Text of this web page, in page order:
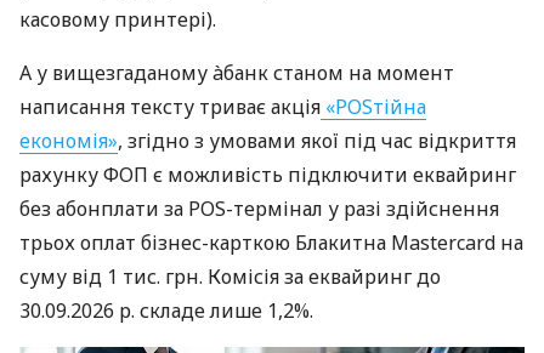
касовому принтері).
А у вищезгаданому àбанк станом на момент
написання тексту триває акція «POSтійна
економія», згідно з умовами якої під час відкриття
рахунку ФОП є можливість підключити еквайринг
без абонплати за POS-термінал у разі здійснення
трьох оплат бізнес-карткою Блакитна Mastercard на
суму від 1 тис. грн. Комісія за еквайринг до
30.09.2026 р. складе лише 1,2%.